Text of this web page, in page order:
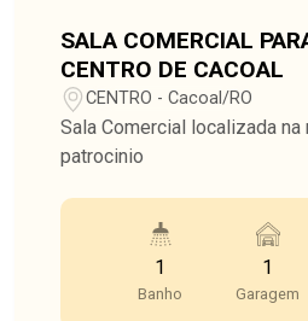
SALA COMERCIAL
CENTRO DE CACOAL
CENTRO - Cacoal/RO
Sala Comercial localizada na
patrocinio
1
Banho
1
Garagem